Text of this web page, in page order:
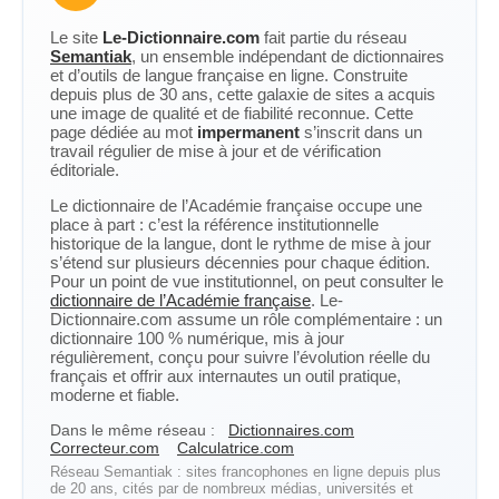
Le site Le-Dictionnaire.com fait partie du réseau
Semantiak, un ensemble indépendant de dictionnaires
et d’outils de langue française en ligne. Construite
depuis plus de 30 ans, cette galaxie de sites a acquis
une image de qualité et de fiabilité reconnue. Cette
page dédiée au mot impermanent s’inscrit dans un
travail régulier de mise à jour et de vérification
éditoriale.
Le dictionnaire de l’Académie française occupe une
place à part : c’est la référence institutionnelle
historique de la langue, dont le rythme de mise à jour
s’étend sur plusieurs décennies pour chaque édition.
Pour un point de vue institutionnel, on peut consulter le
dictionnaire de l’Académie française. Le-
Dictionnaire.com assume un rôle complémentaire : un
dictionnaire 100 % numérique, mis à jour
régulièrement, conçu pour suivre l’évolution réelle du
français et offrir aux internautes un outil pratique,
moderne et fiable.
Dans le même réseau :
Dictionnaires.com
Correcteur.com
Calculatrice.com
Réseau Semantiak : sites francophones en ligne depuis plus
de 20 ans, cités par de nombreux médias, universités et